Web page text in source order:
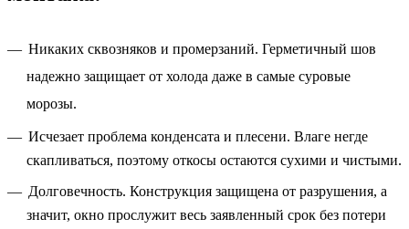
Никаких сквозняков и промерзаний. Герметичный шов
надежно защищает от холода даже в самые суровые
морозы.
Исчезает проблема конденсата и плесени. Влаге негде
скапливаться, поэтому откосы остаются сухими и чистыми.
Долговечность. Конструкция защищена от разрушения, а
значит, окно прослужит весь заявленный срок без потери